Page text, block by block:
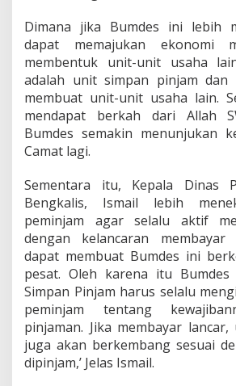
k
i
s
t
e
n
u
m
d
e
s
A
i
r
u
t
i
Dimana jika Bumdes ini lebih
dapat memajukan ekonomi
membentuk unit-unit usaha
adalah unit simpan pinjam dan
membuat unit-unit usaha lain.
mendapat berkah dari Allah
Bumdes semakin menunjukan
Camat lagi.
Sementara itu, Kepala Dinas
Bengkalis, Ismail lebih
peminjam agar selalu aktif
dengan kelancaran membayar
dapat membuat Bumdes ini
pesat. Oleh karena itu
Simpan Pinjam harus selalu
peminjam tentang
pinjaman. Jika membayar lancar,
juga akan berkembang sesuai
dipinjam,’ Jelas Ismail.